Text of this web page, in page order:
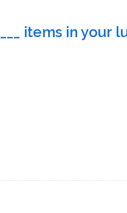
items in your